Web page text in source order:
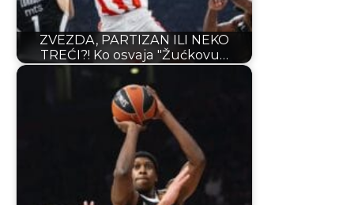
ZVEZDA, PARTIZAN ILI NEKO
TREĆI?! Ko osvaja "Žućkovu…